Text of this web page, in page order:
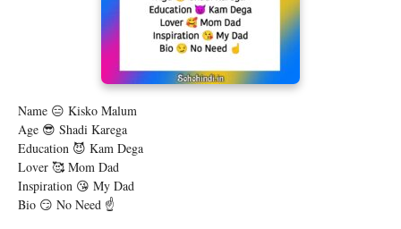
Name 😑 Kisko Malum
Age 😎 Shadi Karega
Education 😈 Kam Dega
Lover 🥰 Mom Dad
Inspiration 😘 My Dad
Bio 😏 No Need ☝️